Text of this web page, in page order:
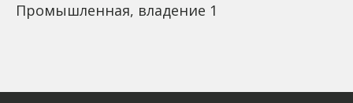
Промышленная, владение 1